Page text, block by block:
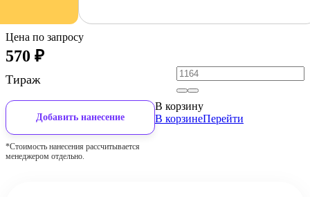
Цена по запросу
570 ₽
Тираж
Добавить нанесение
*Стоимость нанесения рассчитывается
менеджером отдельно.
В корзину
В корзинеПерейти